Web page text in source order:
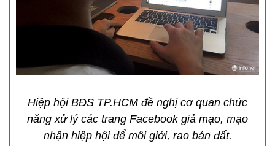
Hiệp hội BĐS TP.HCM đề nghị cơ quan chức
năng xử lý các trang Facebook giả mạo, mạo
nhận hiệp hội để môi giới, rao bán đất.